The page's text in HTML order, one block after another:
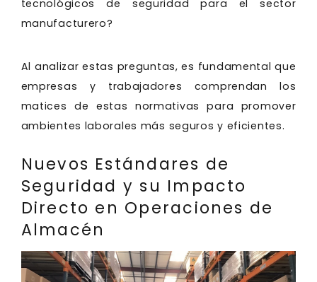
tecnológicos de seguridad para el sector
manufacturero?
Al analizar estas preguntas, es fundamental que
empresas y trabajadores comprendan los
matices de estas normativas para promover
ambientes laborales más seguros y eficientes.
Nuevos Estándares de
Seguridad y su Impacto
Directo en Operaciones de
Almacén